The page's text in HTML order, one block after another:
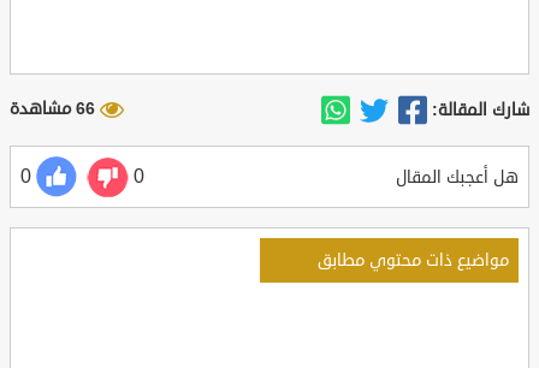
شارك المقالة: 66 مشاهدة
هل أعجبك المقال 0
0
مواضيع ذات محتوي مطابق